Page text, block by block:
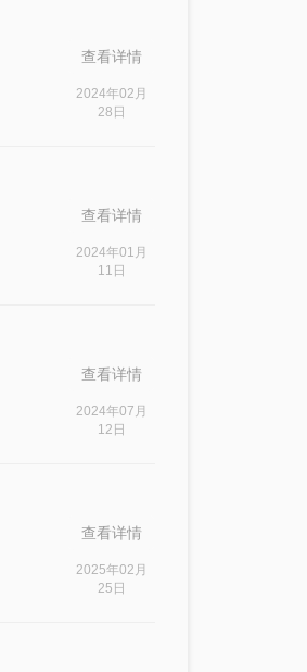
查看详情
2024年02月
28日
查看详情
2024年01月
11日
查看详情
2024年07月
12日
查看详情
2025年02月
25日